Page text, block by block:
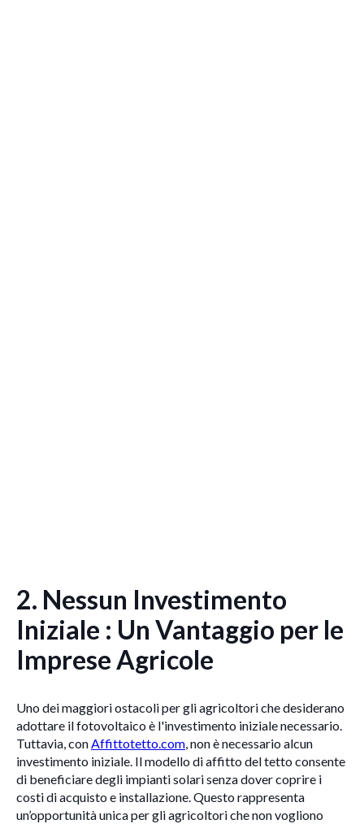
2. Nessun Investimento
Iniziale : Un Vantaggio per le
Imprese Agricole
Uno dei maggiori ostacoli per gli agricoltori che desiderano
adottare il fotovoltaico è l'investimento iniziale necessario.
Tuttavia, conAffittotetto.com, non è necessario alcun
investimento iniziale. Il modello di affitto del tetto consente
di beneficiare degli impianti solari senza dover coprire i
costi di acquisto e installazione. Questo rappresenta
un’opportunità unica per gli agricoltori che non vogliono